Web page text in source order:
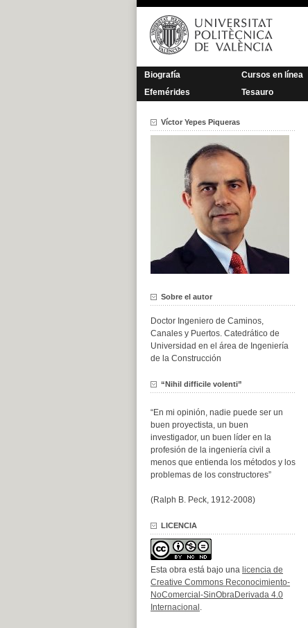
Saltar
contenido
Biografía Cursos en línea
Efemérides
Tesauro
Víctor Yepes Piqueras
Sobre el autor
Doctor Ingeniero de Caminos,
Canales y Puertos. Catedrático de
Universidad en el área de Ingeniería
de la Construcción
“Nihil difficile volenti”
“En mi opinión, nadie puede ser un
buen proyectista, un buen
investigador, un buen líder en la
profesión de la ingeniería civil a
menos que entienda los métodos y los
problemas de los constructores”
(Ralph B. Peck, 1912-2008)
LICENCIA
Esta obra está bajo una licencia de
Creative Commons Reconocimiento-
NoComercial-SinObraDerivada 4.0
Internacional .